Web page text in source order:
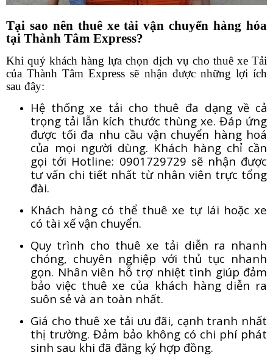
Tại sao nên thuê xe tải vận chuyển hàng hóa
tại Thành Tâm Express?
Khi quý khách hàng lựa chọn dịch vụ cho thuê xe Tải
của Thành Tâm Express sẽ nhận được những lợi ích
sau đây:
Hệ thống xe tải cho thuê đa dạng về cả
trọng tải lẫn kích thước thùng xe. Đáp ứng
được tối đa nhu cầu vận chuyển hàng hoá
của mọi người dùng. Khách hàng chỉ cần
gọi tới Hotline: 0901729729 sẽ nhận được
tư vấn chi tiết nhất từ nhân viên trực tổng
đài.
Khách hàng có thể thuê xe tự lái hoặc xe
có tài xế vận chuyển.
Quy trình cho thuê xe tải diễn ra nhanh
chóng, chuyên nghiệp với thủ tục nhanh
gọn. Nhân viên hỗ trợ nhiệt tình giúp đảm
bảo việc thuê xe của khách hàng diễn ra
suôn sẻ và an toàn nhất.
Giá cho thuê xe tải ưu đãi, cạnh tranh nhất
thị trường. Đảm bảo không có chi phí phát
sinh sau khi đã đăng ký hợp đồng.